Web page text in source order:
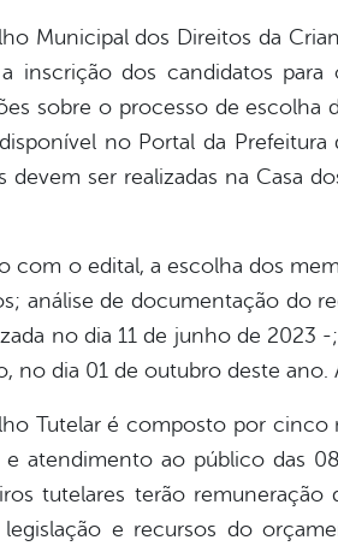
Municipal dos Direitos da
inscrição dos candidatos
sobre o processo de escolha
no Portal da Prefeitura
devem ser realizadas na Casa
com o edital, a escolha dos
análise de documentação do
no dia 11 de junho de 2023
no dia 01 de outubro deste
Tutelar é composto por cinco
e atendimento ao público das
tutelares terão remuneração
e recursos do